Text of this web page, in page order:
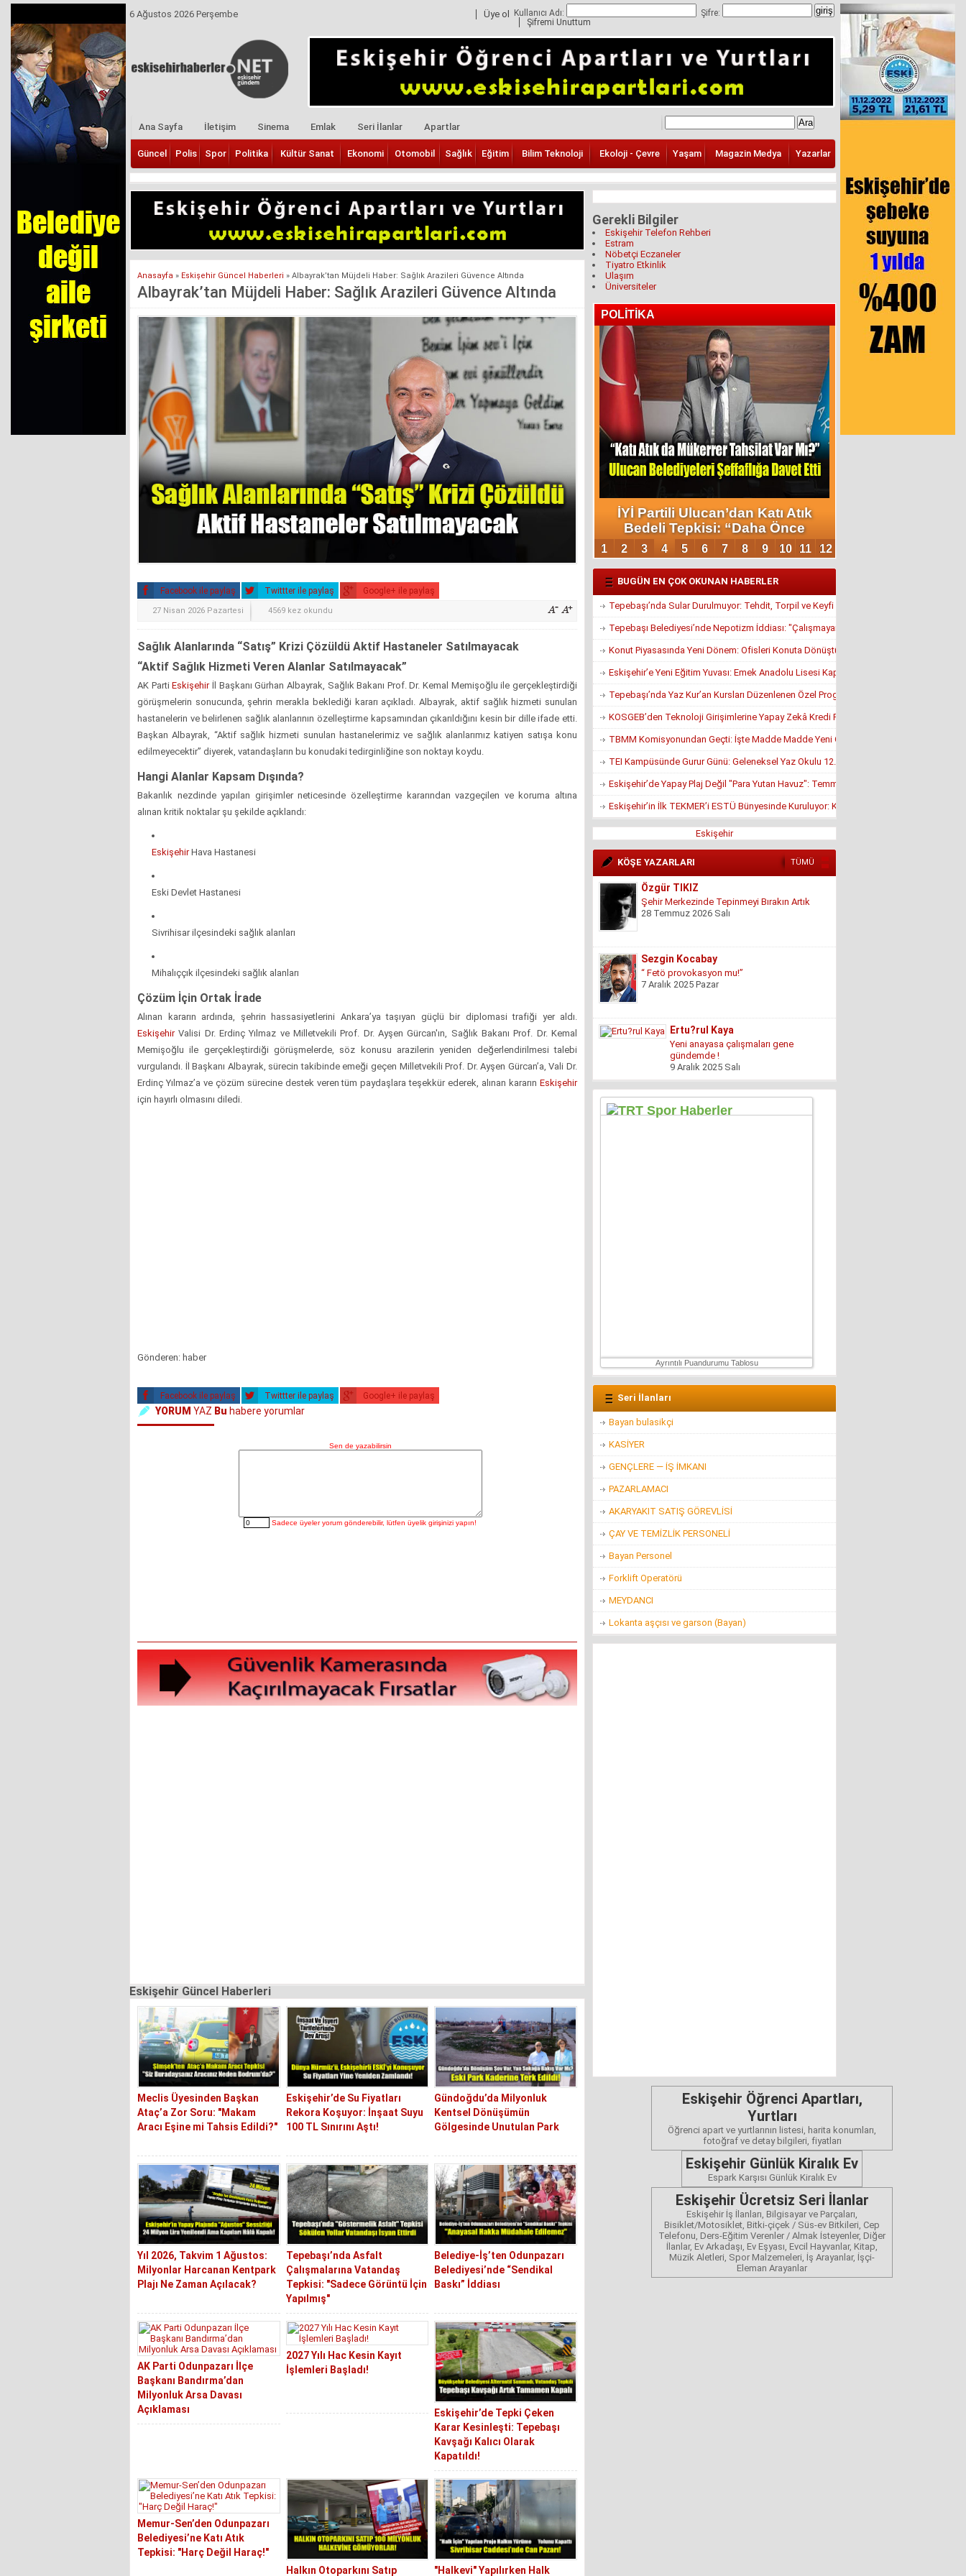
6 Ağustos 2026 Perşembe Üye ol Kullanıcı Adı:
Şifre:
Şifremi Unuttum
Ana Sayfa İletişim Sinema Emlak Seri İlanlar Apartlar
Güncel Polis Spor Politika Kültür Sanat Ekonomi Otomobil Sağlık Eğitim Bilim Teknoloji Ekoloji - Çevre Yaşam Magazin Medya Yazarlar
Anasayfa » Eskişehir Güncel Haberleri » Albayrak’tan Müjdeli Haber: Sağlık Arazileri Güvence Altında
Albayrak’tan Müjdeli Haber: Sağlık Arazileri Güvence Altında
Facebook ile paylaş Twittter ile paylaş Google+ ile paylaş
27 Nisan 2026 Pazartesi 4569 kez okundu
Sağlık Alanlarında “Satış” Krizi Çözüldü Aktif Hastaneler Satılmayacak
“Aktif Sağlık Hizmeti Veren Alanlar Satılmayacak”
AK PartiEskişehirİl Başkanı Gürhan Albayrak, Sağlık Bakanı Prof. Dr. Kemal Memişoğlu ile gerçekleştirdiği
görüşmelerin sonucunda, şehrin merakla beklediği kararı açıkladı. Albayrak, aktif sağlık hizmeti sunulan
hastanelerin ve belirlenen sağlık alanlarının özelleştirme kapsamından çıkarıldığını kesin bir dille ifade etti.
Başkan Albayrak, “Aktif sağlık hizmeti sunulan hastanelerimiz ve sağlık alanlarımız katiyen satışa konu
edilmeyecektir” diyerek, vatandaşların bu konudaki tedirginliğine son noktayı koydu.
Hangi Alanlar Kapsam Dışında?
Bakanlık nezdinde yapılan girişimler neticesinde özelleştirme kararından vazgeçilen ve koruma altına
alınan kritik noktalar şu şekilde açıklandı:
EskişehirHava Hastanesi
Eski Devlet Hastanesi
Sivrihisar ilçesindeki sağlık alanları
Mihalıççık ilçesindeki sağlık alanları
Çözüm İçin Ortak İrade
Alınan kararın ardında, şehrin hassasiyetlerini Ankara’ya taşıyan güçlü bir diplomasi trafiği yer aldı.
EskişehirValisi Dr. Erdinç Yılmaz ve Milletvekili Prof. Dr. Ayşen Gürcan'ın, Sağlık Bakanı Prof. Dr. Kemal
Memişoğlu ile gerçekleştirdiği görüşmelerde, söz konusu arazilerin yeniden değerlendirilmesi talebi
vurgulandı. İl Başkanı Albayrak, sürecin takibinde emeği geçen Milletvekili Prof. Dr. Ayşen Gürcan’a, Vali Dr.
Erdinç Yılmaz’a ve çözüm sürecine destek veren tüm paydaşlara teşekkür ederek, alınan kararın Eskişehir
için hayırlı olmasını diledi.
Gönderen: haber
Facebook ile paylaş Twittter ile paylaş Google+ ile paylaş
YORUM YAZ Bu habere yorumlar
Eskişehir Güncel Haberleri
Meclis Üyesinden Başkan
Ataç’a Zor Soru: "Makam
Aracı Eşine mi Tahsis Edildi?"
Eskişehir’de Su Fiyatları
Rekora Koşuyor: İnşaat Suyu
100 TL Sınırını Aştı!
Gündoğdu’da Milyonluk
Kentsel Dönüşümün
Gölgesinde Unutulan Park
Yıl 2026, Takvim 1 Ağustos:
Milyonlar Harcanan Kentpark
Plajı Ne Zaman Açılacak?
Tepebaşı’nda Asfalt
Çalışmalarına Vatandaş
Tepkisi: "Sadece Görüntü İçin
Yapılmış"
Belediye-İş’ten Odunpazarı
Belediyesi’nde “Sendikal
Baskı” İddiası
AK Parti Odunpazarı İlçe
Başkanı Bandırma’dan
Milyonluk Arsa Davası
Açıklaması
2027 Yılı Hac Kesin Kayıt
İşlemleri Başladı!
Eskişehir’de Tepki Çeken
Karar Kesinleşti: Tepebaşı
Kavşağı Kalıcı Olarak
Kapatıldı!
Memur-Sen’den Odunpazarı
Belediyesi’ne Katı Atık
Tepkisi: "Harç Değil Haraç!"
Halkın Otoparkını Satıp
"Halkevi" Yapılırken Halk
Gerekli Bilgiler
Eskişehir Telefon Rehberi
Estram
Nöbetçi Eczaneler
Tiyatro Etkinlik
Ulaşım
Üniversiteler
BUGÜN EN ÇOK OKUNAN HABERLER
Tepebaşı’nda Sular Durulmuyor: Tehdit, Torpil ve Keyfi Atamalar Gündemde
Tepebaşı Belediyesi’nde Nepotizm İddiası: "Çalışmayan Kaldı, Çavuş İstifa Ettirildi"
Konut Piyasasında Yeni Dönem: Ofisleri Konuta Dönüştürmek İçin Son Tarih 1
Eskişehir’e Yeni Eğitim Yuvası: Emek Anadolu Lisesi Kapılarını Açmaya Hazırlanıyor
Tepebaşı’nda Yaz Kur’an Kursları Düzenlenen Özel Programla Açıldı
KOSGEB’den Teknoloji Girişimlerine Yapay Zekâ Kredi Programı
TBMM Komisyonundan Geçti: İşte Madde Madde Yeni Öğrenci Affı Rehberi
TEI Kampüsünde Gurur Günü: Geleneksel Yaz Okulu 12. Kez Kapanış Yaptı
Eskişehir’de Yapay Plaj Değil "Para Yutan Havuz": Temmuz Ortasında Hâlâ Kapalı!
Eskişehir’in İlk TEKMER’i ESTÜ Bünyesinde Kuruluyor: KOSGEB Onayı Geldi
Eskişehir
KÖŞE YAZARLARI TÜMÜ
Sezgin Kocabay
“ Fetö provokasyon mu!”
7 Aralık 2025 Pazar
Ertu?rul Kaya
Yeni anayasa çalışmaları gene
gündemde !
Hüseyin GÜVEN
ŞEHİT VAR! KONSER DE VAR, EĞLENCE DE!
27 Temmuz 2026 Pazartesi
Konuk Yazar
Mühendisin Durdurduğu Beton, Türkiye’nin
Ayrıntılı Puandurumu Tablosu
Seri İlanları
Bayan bulasikçi
KASİYER
GENÇLERE — İŞ İMKANI
PAZARLAMACI
AKARYAKIT SATIŞ GÖREVLİSİ
ÇAY VE TEMİZLİK PERSONELİ
Bayan Personel
Forklift Operatörü
MEYDANCI
Lokanta aşçısı ve garson (Bayan)
Eskişehir Öğrenci Apartları,
Yurtları
Öğrenci apart ve yurtlarının listesi, harita konumları,
fotoğraf ve detay bilgileri, fiyatları
Eskişehir Günlük Kiralık Ev
Espark Karşısı Günlük Kiralık Ev
Eskişehir Ücretsiz Seri İlanlar
Eskişehir İş İlanları, Bilgisayar ve Parçaları,
Bisiklet/Motosiklet, Bitki-çiçek / Süs-ev Bitkileri, Cep
Telefonu, Ders-Eğitim Verenler / Almak İsteyenler, Diğer
İlanlar, Ev Arkadaşı, Ev Eşyası, Evcil Hayvanlar, Kitap,
Müzik Aletleri, Spor Malzemeleri, İş Arayanlar, İşçi-
Eleman Arayanlar